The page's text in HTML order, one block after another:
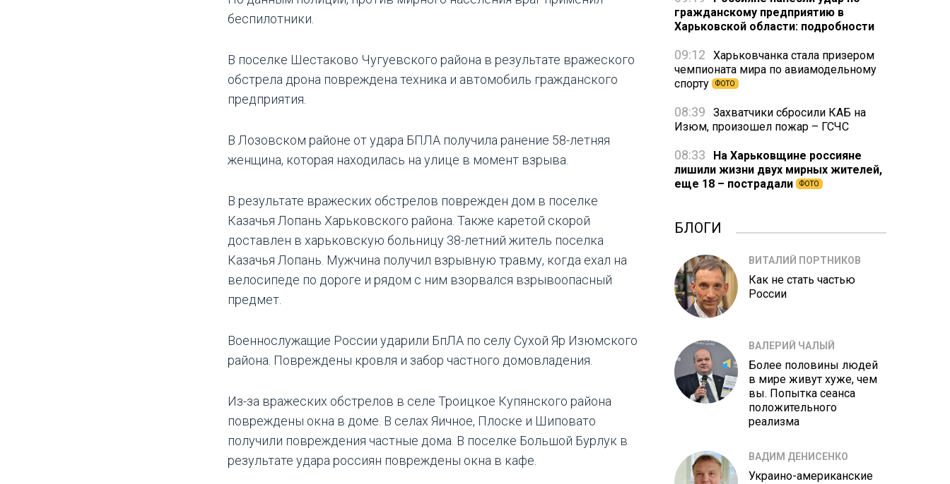
беспилотники.
В поселке Шестаково Чугуевского района в результате вражеского
обстрела дрона повреждена техника и автомобиль гражданского
предприятия.
В Лозовском районе от удара БПЛА получила ранение 58-летняя
женщина, которая находилась на улице в момент взрыва.
В результате вражеских обстрелов поврежден дом в поселке
Казачья Лопань Харьковского района. Также каретой скорой
доставлен в харьковскую больницу 38-летний житель поселка
Казачья Лопань. Мужчина получил взрывную травму, когда ехал на
велосипеде по дороге и рядом с ним взорвался взрывоопасный
предмет.
Военнослужащие России ударили БпЛА по селу Сухой Яр Изюмского
района. Повреждены кровля и забор частного домовладения.
Из-за вражеских обстрелов в селе Троицкое Купянского района
повреждены окна в доме. В селах Яичное, Плоске и Шиповато
получили повреждения частные дома. В поселке Большой Бурлук в
результате удара россиян повреждены окна в кафе.
гражданскому предприятию в
Харьковской области: подробности
09:12
Харьковчанка стала призером
чемпионата мира по авиамодельному
спорту
ФОТО
08:39
Захватчики сбросили КАБ на
Изюм, произошел пожар – ГСЧС
08:33
На Харьковщине россияне
лишили жизни двух мирных жителей,
еще 18 – пострадали
ФОТО
БЛОГИ
ВИТАЛИЙ ПОРТНИКОВ
Как не стать частью
России
ВАЛЕРИЙ ЧАЛЫЙ
Более половины людей
в мире живут хуже, чем
вы. Попытка сеанса
положительного
реализма
ВАДИМ ДЕНИСЕНКО
Украино-американские